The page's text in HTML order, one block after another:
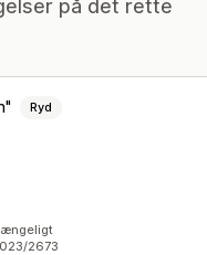
på det rette
Ryd
2673